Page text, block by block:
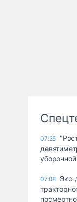
07:25
07.08 Экс-